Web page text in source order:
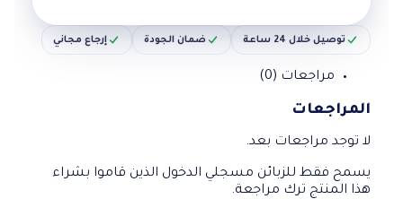
توصيل خلال 24 ساعة ضمان الجودة إرجاع مجاني
مراجعات (0)
المراجعات
لا توجد مراجعات بعد.
يسمح فقط للزبائن مسجلي الدخول الذين قاموا بشراء
هذا المنتج ترك مراجعة.